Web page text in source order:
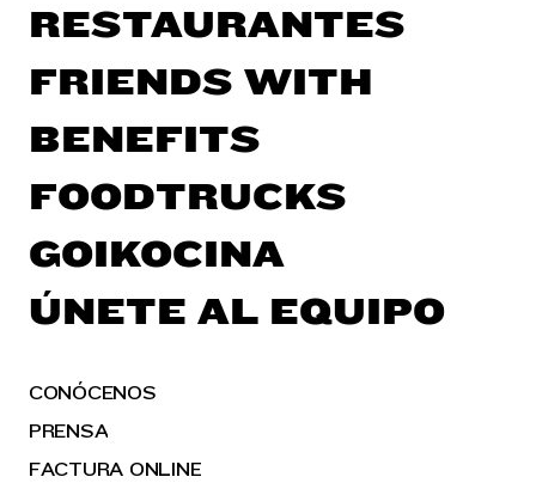
RESTAURANTES
FRIENDS WITH
BENEFITS
FOODTRUCKS
GOIKOCINA
ÚNETE AL EQUIPO
CONÓCENOS
PRENSA
FACTURA ONLINE